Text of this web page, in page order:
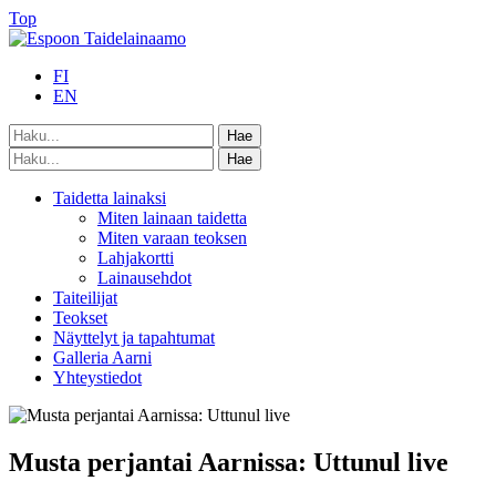
Top
FI
EN
Taidetta lainaksi
Miten lainaan taidetta
Miten varaan teoksen
Lahjakortti
Lainausehdot
Taiteilijat
Teokset
Näyttelyt ja tapahtumat
Galleria Aarni
Yhteystiedot
Musta perjantai Aarnissa: Uttunul live